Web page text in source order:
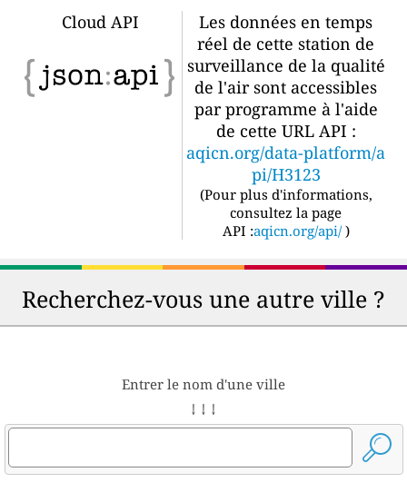
Cloud API
Les données en temps
réel de cette station de
surveillance de la qualité
de l'air sont accessibles
par programme à l'aide
de cette URL API :
aqicn.org/data-platform/a
pi/H3123
(Pour plus d'informations,
consultez la page
API :aqicn.org/api/ )
Recherchez-vous une autre ville ?
Entrer le nom d'une ville
↓ ↓ ↓